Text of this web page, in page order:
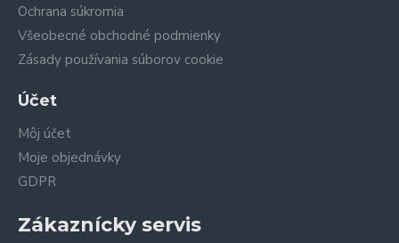
Ochrana súkromia
Všeobecné obchodné podmienky
Zásady používania súborov cookie
Účet
Môj účet
Moje objednávky
GDPR
Zákaznícky servis